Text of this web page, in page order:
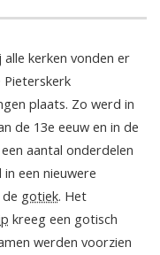
alle kerken vonden er
plaats. Zo werd in
de 13e eeuw en in de
aantal onderdelen
een nieuwere
gotiek. Het
kreeg een gotisch
werden voorzien